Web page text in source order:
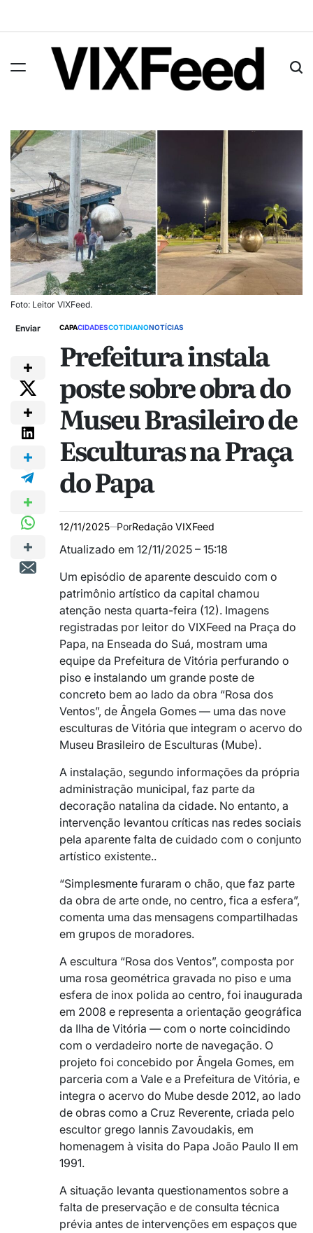
Foto: Leitor VIXFeed.
Enviar CAPACIDADESCOTIDIANONOTÍCIAS
Prefeitura instala
poste sobre obra do
Museu Brasileiro de
Esculturas na Praça
do Papa
12/11/2025 PorRedação VIXFeed
Atualizado em 12/11/2025 – 15:18
Um episódio de aparente descuido com o
patrimônio artístico da capital chamou
atenção nesta quarta-feira (12). Imagens
registradas por leitor do VIXFeed na Praça do
Papa, na Enseada do Suá, mostram uma
equipe da Prefeitura de Vitória perfurando o
piso e instalando um grande poste de
concreto bem ao lado da obra “Rosa dos
Ventos”, de Ângela Gomes — uma das nove
esculturas de Vitória que integram o acervo do
Museu Brasileiro de Esculturas (Mube).
A instalação, segundo informações da própria
administração municipal, faz parte da
decoração natalina da cidade. No entanto, a
intervenção levantou críticas nas redes sociais
pela aparente falta de cuidado com o conjunto
artístico existente..
“Simplesmente furaram o chão, que faz parte
da obra de arte onde, no centro, fica a esfera”,
comenta uma das mensagens compartilhadas
em grupos de moradores.
A escultura “Rosa dos Ventos”, composta por
uma rosa geométrica gravada no piso e uma
esfera de inox polida ao centro, foi inaugurada
em 2008 e representa a orientação geográfica
da Ilha de Vitória — com o norte coincidindo
com o verdadeiro norte de navegação. O
projeto foi concebido por Ângela Gomes, em
parceria com a Vale e a Prefeitura de Vitória, e
integra o acervo do Mube desde 2012, ao lado
de obras como a Cruz Reverente, criada pelo
escultor grego Iannis Zavoudakis, em
homenagem à visita do Papa João Paulo II em
1991.
A situação levanta questionamentos sobre a
falta de preservação e de consulta técnica
prévia antes de intervenções em espaços que